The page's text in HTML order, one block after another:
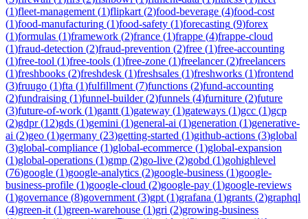
(1)fleet-management (1)flipkart (2)food-beverage (4)food-cost
(1)food-manufacturing (1)food-safety (1)forecasting (9)forex
(1)formulas (1)framework (2)france (1)frappe (4)frappe-cloud
(1)fraud-detection (2)fraud-prevention (2)free (1)free-accounting
(1)free-tool (1)free-tools (1)free-zone (1)freelancer(2)freelancers
(1)freshbooks (2)freshdesk (1)freshsales (1)freshworks (1)frontend
(3)fruugo (1)fta (1)fulfillment (7)functions (2)fund-accounting
(2)fundraising (1)funnel-builder(2)funnels (4)furniture (2)future
(3)future-of-work (1)gantt (1)gateway (1)gateways (1)gcc (1)gcp
(2)gdpr(12)gds (1)gemini (1)general-ai (1)generation (1)generative-
ai (2)geo (1)germany (23)getting-started (1)github-actions (3)global
(3)global-compliance (1)global-ecommerce (1)global-expansion
(1)global-operations (1)gmp (2)go-live (2)gobd (1)gohighlevel
(76)google (1)google-analytics (2)google-business (1)google-
business-profile (1)google-cloud (2)google-pay (1)google-reviews
(1)governance (8)government (3)gpt (1)grafana (1)grants (2)graphql
(4)green-it (1)green-warehouse (1)gri (2)growing-business